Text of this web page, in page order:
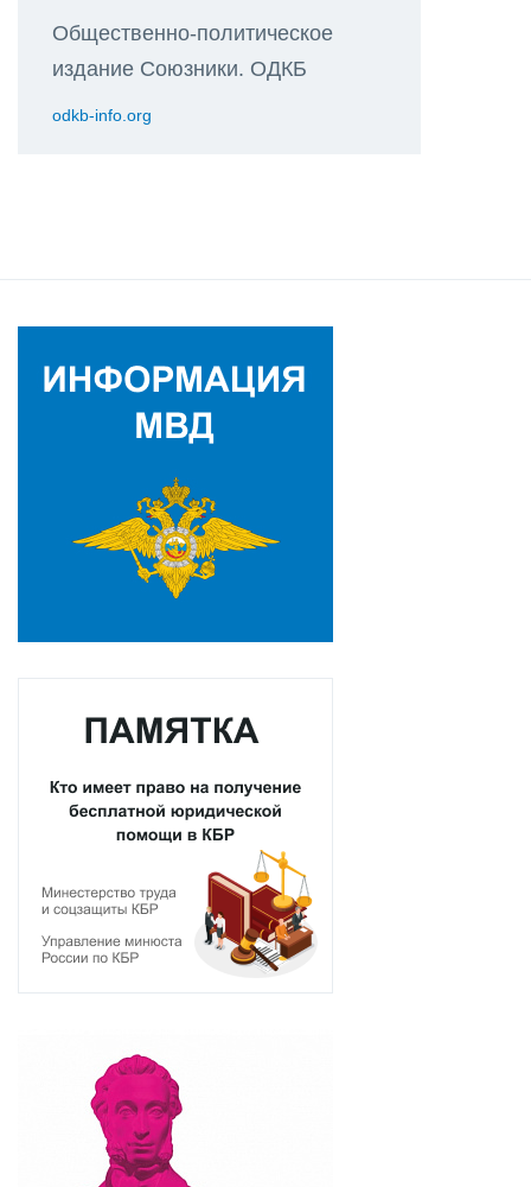
Общественно-политическое
издание Союзники. ОДКБ
odkb-info.org